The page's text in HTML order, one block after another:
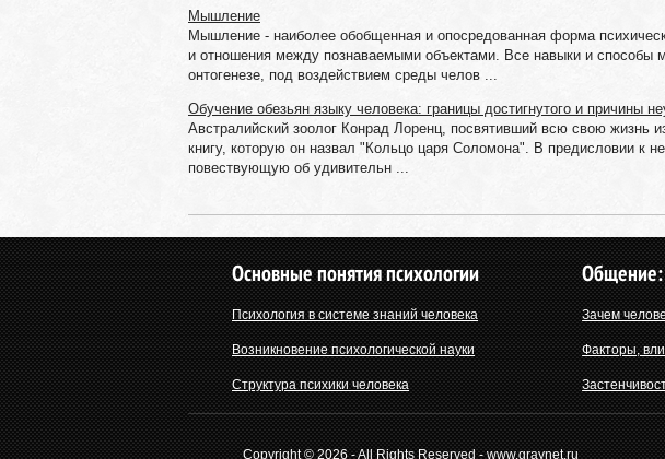
Мышление
Мышление - наиболее обобщенная и опосредованная форма
и отношения между познаваемыми объектами. Все навыки и способы
онтогенезе, под воздействием среды челов ...
Обучение обезьян языку человека: границы достигнутого и причины
Австралийский зоолог Конрад Лоренц, посвятивший всю свою жизнь
книгу, которую он назвал "Кольцо царя Соломона". В предисловии к
повествующую об удивительн ...
Основные понятия психологии
Психология в системе знаний человека
Возникновение психологической науки
Структура психики человека
Общение:
Зачем
Факторы,
Copyright © 2026 - All Rights Reserved - www.graynet.ru